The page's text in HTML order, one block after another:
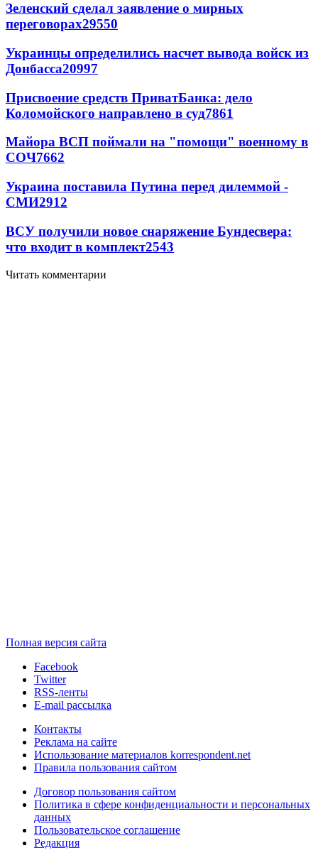
Зеленский сделал заявление о мирных
переговорах29550
Украинцы определились насчет вывода войск из
Донбасса20997
Присвоение средств ПриватБанка: дело
Коломойского направлено в суд7861
Майора ВСП поймали на "помощи" военному в
СОЧ7662
Украина поставила Путина перед дилеммой -
СМИ2912
ВСУ получили новое снаряжение Бундесвера:
что входит в комплект2543
Читать комментарии
Полная версия сайта
Facebook
Twitter
RSS-ленты
E-mail рассылка
Контакты
Реклама на сайте
Использование материалов korrespondent.net
Правила пользования сайтом
Договор пользования сайтом
Политика в сфере конфиденциальности и персональных
данных
Пользовательское соглашение
Редакция